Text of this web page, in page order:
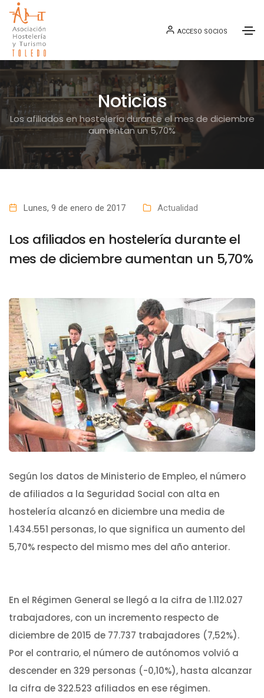
ACCESO SOCIOS
Noticias
Los afiliados en hostelería durante el mes de diciembre
aumentan un 5,70%
Lunes, 9 de enero de 2017 Actualidad
Los afiliados en hostelería durante el
mes de diciembre aumentan un 5,70%
Según los datos de Ministerio de Empleo, el número
de afiliados a la Seguridad Social con alta en
hostelería alcanzó en diciembre una media de
1.434.551 personas, lo que significa un aumento del
5,70% respecto del mismo mes del año anterior.
En el Régimen General se llegó a la cifra de 1.112.027
trabajadores, con un incremento respecto de
diciembre de 2015 de 77.737 trabajadores (7,52%).
Por el contrario, el número de autónomos volvió a
descender en 329 personas (-0,10%), hasta alcanzar
la cifra de 322.523 afiliados en ese régimen.